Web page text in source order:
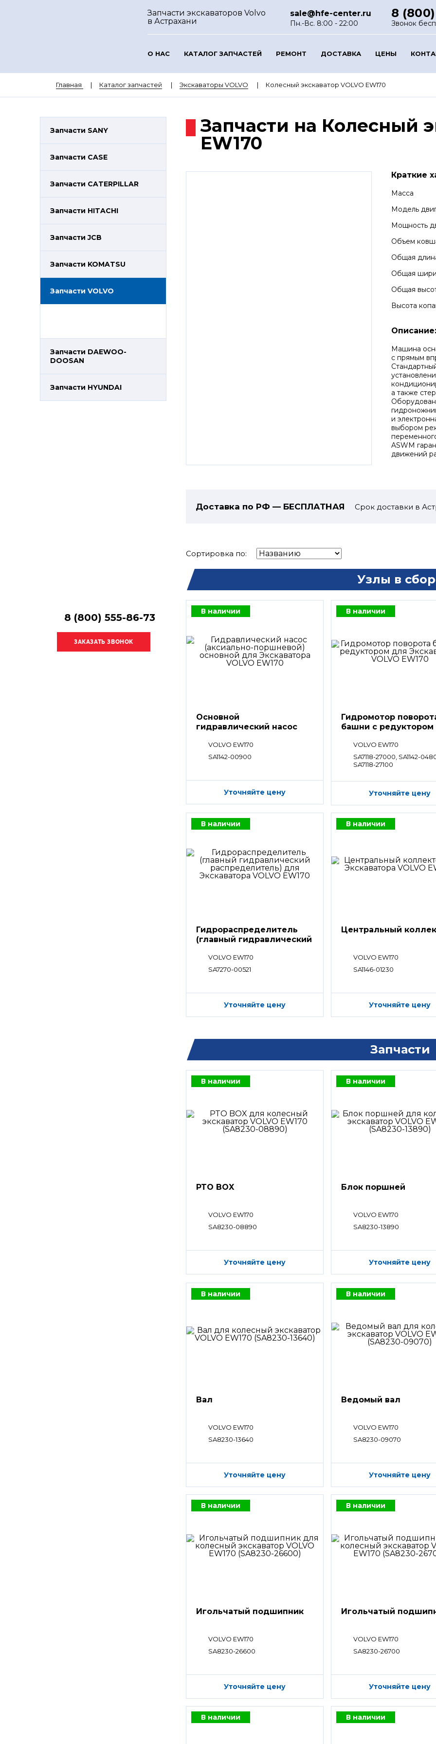
Запчасти экскаваторов Volvo
в Астрахани
sale@hfe-center.ru
Пн.-Вс. 8:00 - 22:00
8
Звонок
О НАС КАТАЛОГ ЗАПЧАСТЕЙ РЕМОНТ ДОСТАВКА ЦЕНЫ
Главная Каталог запчастей Экскаваторы VOLVO Колесный экскаватор VOLVO EW170
Запчасти SANY
Запчасти CASE
Запчасти CATERPILLAR
Запчасти HITACHI
Запчасти JCB
Запчасти KOMATSU
Запчасти VOLVO
Запчасти DAEWOO-
DOOSAN
Запчасти HYUNDAI
8 (800) 555-86-73
Запчасти на Колесный
EW170
Краткие
Масса
Модель
Мощность
Объем
Общая
Общая
Общая
Высота
Описание:
Машина
с прямым
а также
и
выбором
ASWM
движений
Доставка по РФ — БЕСПЛАТНАЯ Срок доставки в
Сортировка по:
Узлы в
В наличии
Основной
гидравлический насос
VOLVO EW170
SA1142-00900
Уточняйте цену
В наличии
Гидромотор
башни с редуктором
VOLVO EW170
SA7118-27000, SA1142-
SA7118-27100
Уточняйте цену
В наличии
Гидрораспределитель
(главный гидравлический
VOLVO EW170
SA7270-00521
Уточняйте цену
В наличии
Центральный
VOLVO EW170
SA1146-01230
Уточняйте цену
Запчасти
В наличии
PTO BOX
VOLVO EW170
SA8230-08890
Уточняйте цену
В наличии
Блок поршней
VOLVO EW170
SA8230-13890
Уточняйте цену
В наличии
Вал
VOLVO EW170
SA8230-13640
Уточняйте цену
В наличии
Ведомый вал
VOLVO EW170
SA8230-09070
Уточняйте цену
В наличии
Игольчатый подшипник
VOLVO EW170
SA8230-26600
Уточняйте цену
В наличии
Игольчатый
VOLVO EW170
SA8230-26700
Уточняйте цену
В наличии В наличии